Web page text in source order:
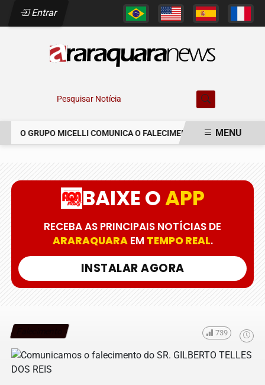
Entrar
Pesquisar Notícia
O GRUPO MICELLI COMUNICA O FALECIMENTO DO SR. MARCELO
MENU
BAIXE OAPP
RECEBA AS PRINCIPAIS NOTÍCIAS DE
ARARAQUARAEM TEMPO REAL.
INSTALAR AGORA
739